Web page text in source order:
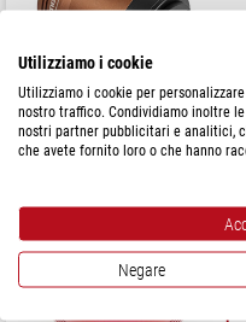
Il
Utilizziamo i cookie
Utilizziamo i cookie per
nostro traffico. Condividiamo inoltre
nostri partner pubblicitari e analitici,
che avete fornito loro o che hanno
Negare